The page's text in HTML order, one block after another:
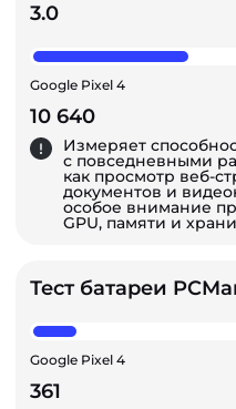
3.0
Google Pixel 4
10 640
Измеряет
с повседневными
как просмотр веб-
документов и
особое внимание
GPU, памяти и
Тест батареи
Google Pixel 4
361